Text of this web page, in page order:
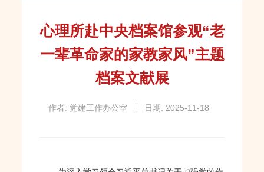
心理所赴中央档案馆参观“老
一辈革命家的家教家风”主题
档案文献展
作者: 党建工作办公室 日期: 2025-11-18